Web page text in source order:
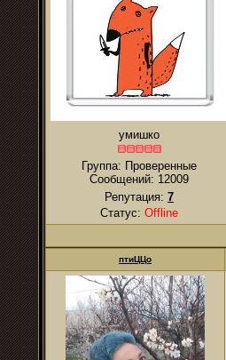
умишко
Группа: Проверенные
Сообщений: 12009
Репутация: 7
Статус: Offline
птиЦЦо